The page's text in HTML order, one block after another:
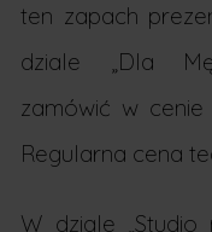
ten zapach
dziale „Dla
zamówić w cenie
Regularna cena
W dziale „Studio